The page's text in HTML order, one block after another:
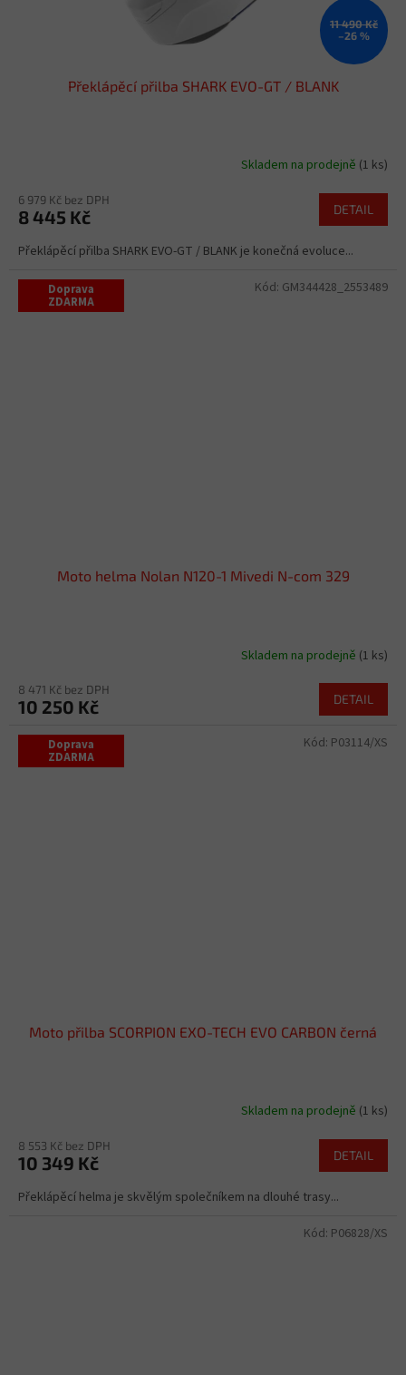
11 490 Kč
–26 %
Překlápěcí přilba SHARK EVO-GT / BLANK
Skladem na prodejně (1 ks)
6 979 Kč bez DPH
8 445 Kč DETAIL
Překlápěcí přilba SHARK EVO-GT / BLANK je konečná evoluce...
Doprava
ZDARMA
Moto helma Nolan N120-1 Mivedi N-com 329
Skladem na prodejně (1 ks)
8 471 Kč bez DPH
10 250 Kč DETAIL
Kód: GM344428_2553489
Doprava
ZDARMA
Moto přilba SCORPION EXO-TECH EVO CARBON černá
Skladem na prodejně (1 ks)
8 553 Kč bez DPH
10 349 Kč DETAIL
Překlápěcí helma je skvělým společníkem na dlouhé trasy...
Kód: P03114/XS
Kód: P06828/XS